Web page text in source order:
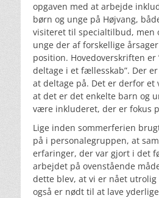
opgaven med at arbejde
børn og unge på Højvang,
visiteret til specialtilbud, men
unge der af forskellige
position. Hovedoverskriften
deltage i et fællesskab”. Der
at deltage på. Det er derfor et
at det er det enkelte barn og
være inkluderet, der er fokus
Lige inden sommerferien
på i personalegruppen, at
erfaringer, der var gjort i det
arbejdet på ovenstående
dette blev, at vi er nået
også er nødt til at lave